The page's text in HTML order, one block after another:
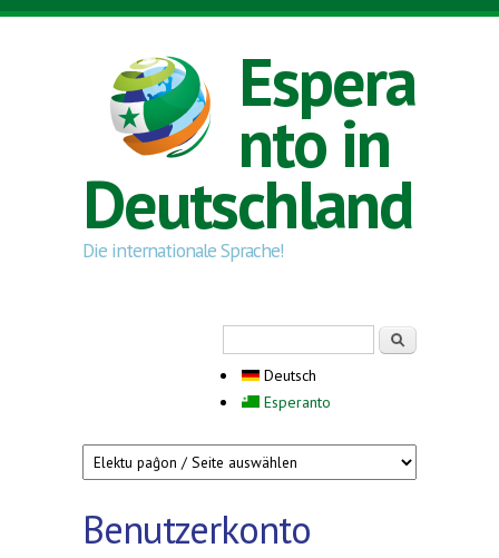
Direkt zum Inhalt
Espera
nto in
Deutschland
Die internationale Sprache!
Deutsch
Esperanto
Benutzerkonto